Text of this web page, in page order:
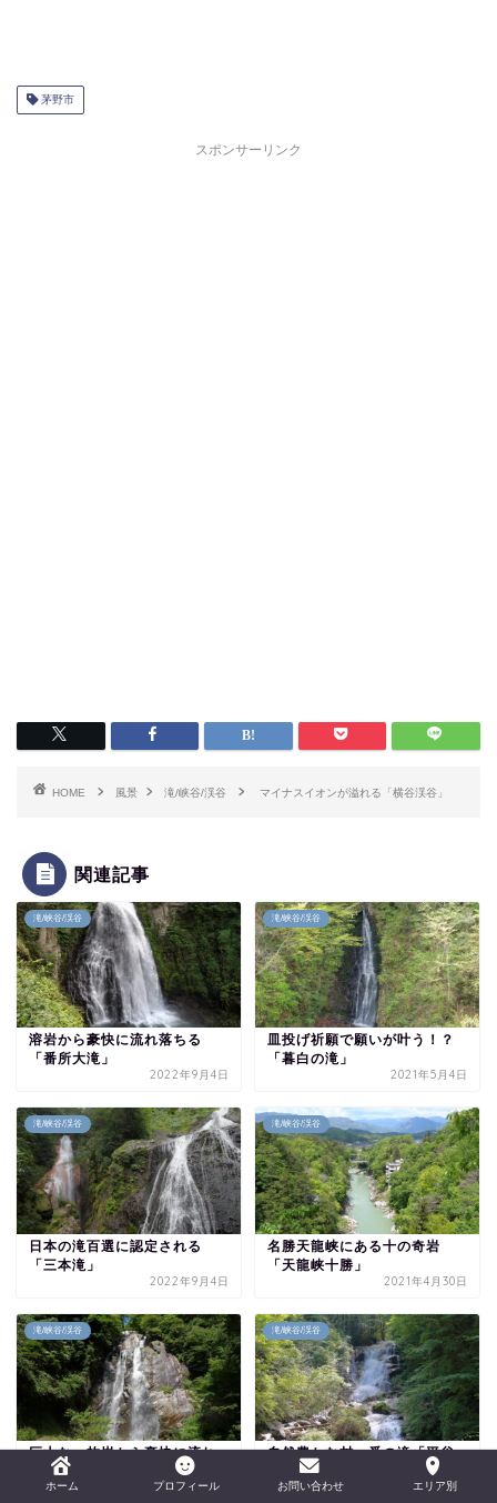
茅野市
スポンサーリンク
HOME 風景 滝/峡谷/渓谷 マイナスイオンが溢れる「横谷渓谷」
関連記事
滝/峡谷/渓谷
溶岩から豪快に流れ落ちる
「番所大滝」
2022年9月4日
滝/峡谷/渓谷
皿投げ祈願で願いが叶う！？
「暮白の滝」
2021年5月4日
滝/峡谷/渓谷
日本の滝百選に認定される
「三本滝」
2022年9月4日
滝/峡谷/渓谷
名勝天龍峡にある十の奇岩
「天龍峡十勝」
2021年4月30日
滝/峡谷/渓谷
巨大な一枚岩から豪快に流れ
る「不動滝」
2022年7月24日
滝/峡谷/渓谷
自然豊かな村一番の滝「平谷
大滝」
2021年9月10日
ホーム プロフィール お問い合わせ エリア別